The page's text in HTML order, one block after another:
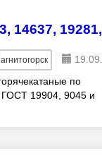
14637,
по
19904, 9045 и